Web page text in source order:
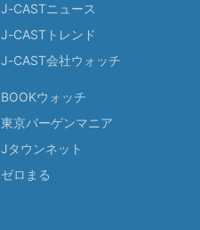
J-CASTニュース
J-CASTトレンド
J-CAST会社ウォッチ
BOOKウォッチ
東京バーゲンマニア
Jタウンネット
ゼロまる